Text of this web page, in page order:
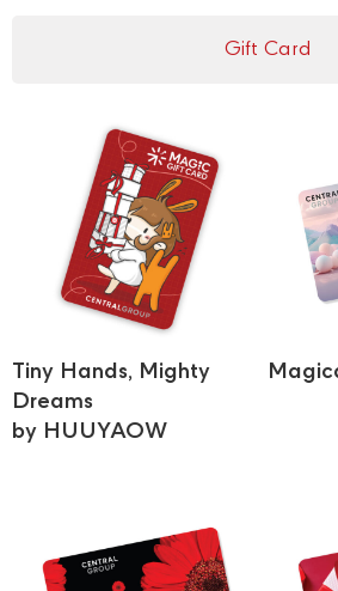
Gift Card
Tiny Hands, Mighty
Dreams
by HUUYAOW